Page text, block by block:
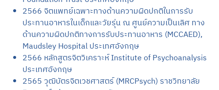
2566 จิตแพทย์เฉพาะทางด้านความผิดปกติในการรับ
ประทานอาหารในเด็กและวัยรุ่น ณ ศูนย์ความเป็นเลิศ ทาง
ด้านความผิดปกติทางการรับประทานอาหาร (MCCAED),
Maudsley Hospital ประเทศอังกฤษ
2566 หลักสูตรจิตวิเคราะห์ Institute of Psychoanalysis
ประเทศอังกฤษ
2565 วุฒิบัตรจิตเวชศาสตร์ (MRCPsych) ราชวิทยาลัย